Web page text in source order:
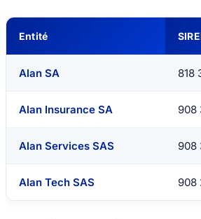
Entité
Alan SA 818
Alan Insurance SA 908
Alan Services SAS 908
Alan Tech SAS 908